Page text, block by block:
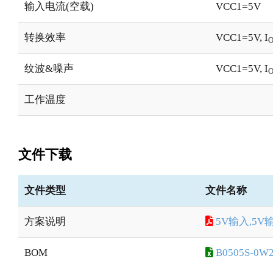
输入电流(空载) VCC1=5V
转换效率 VCC1=5V, IO
纹波&噪声 VCC1=5V, IO
工作温度
文件下载
文件类型 文件名称
方案说明 5V输入,5V
BOM B0505S-